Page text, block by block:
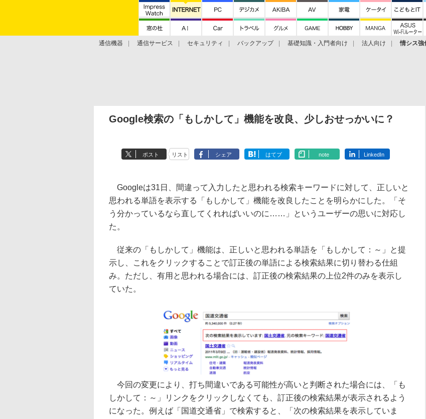
通信機器 通信サービス セキュリティ バックアップ 基礎知識・入門者向け 法人向け 情シス強
Google検索の「もしかして」機能を改良、少しおせっかいに？
ポスト リスト シェア はてブ note LinkedIn
Googleは31日、間違って入力したと思われる検索キーワードに対して、正しいと
思われる単語を表示する「もしかして」機能を改良したことを明らかにした。「そ
う分かっているなら直してくれればいいのに……」というユーザーの思いに対応し
た。
従来の「もしかして」機能は、正しいと思われる単語を「もしかして：～」と提
示し、これをクリックすることで訂正後の単語による検索結果に切り替わる仕組
み。ただし、有用と思われる場合には、訂正後の検索結果の上位2件のみを表示し
ていた。
今回の変更により、打ち間違いである可能性が高いと判断された場合には、「も
しかして：～」リンクをクリックしなくても、訂正後の検索結果が表示されるよう
になった。例えば「国道交通省」で検索すると、「次の検索結果を表示していま